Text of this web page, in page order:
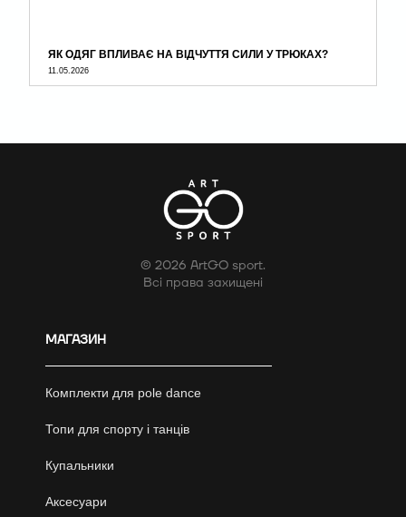
ЯК ОДЯГ ВПЛИВАЄ НА ВІДЧУТТЯ СИЛИ У ТРЮКАХ?
11.05.2026
© 2026 ArtGO sport.
Всі права захищені
МАГАЗИН
Комплекти для pole dance
Топи для спорту і танців
Купальники
Аксесуари